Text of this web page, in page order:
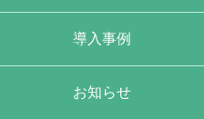
導入事例
お知らせ